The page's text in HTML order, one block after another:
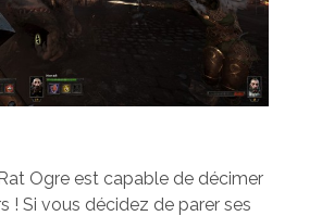
Ogre est capable de décimer
! Si vous décidez de parer ses